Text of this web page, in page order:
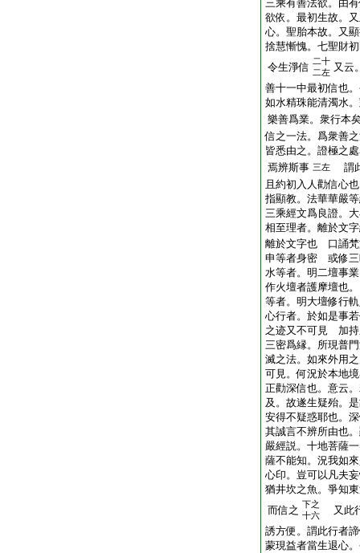
三乘有善法欲。由
欲依。最初生故。
心。聖胎本故。又
捨慧慚愧。七聖財
令生淨信 二十
二左 又云
善十一中最初信也
如水精珠能清濁水
樂善爲業。衆行本
信之一法。爲衆善
皆悉由之。證極之
焉辨斯事 三左
謂
且約初入人勸信心
指顯教。法華華嚴
三乘經文爲良證。
相至理者。離於文
離於文字也 口誦
申等者身密 或修
水等者。明二壇事
作火壇者護摩壇也
等者。明大壇修行
心行者。於如是事
之迹又不可見 加持
三密爲縁。所現普
滅之法。如來外用
可見。何況於本地
正勸深信也。意云
及。故遂生疑殆。
安得不疑惑耶也。
其誠言不辨所由也
嚴經説。十地菩薩
薩不能知。況我如
心印。豈可以凡夫
猶井坎之魚。爭知
而信之 下之
十六
又此
誘方便。謂此行者
蒙現益者當生退心